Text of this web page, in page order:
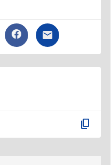
content_copy